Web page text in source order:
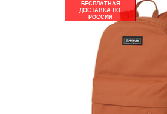
БЕСПЛАТНАЯ
ДОСТАВКА ПО
РОССИИ